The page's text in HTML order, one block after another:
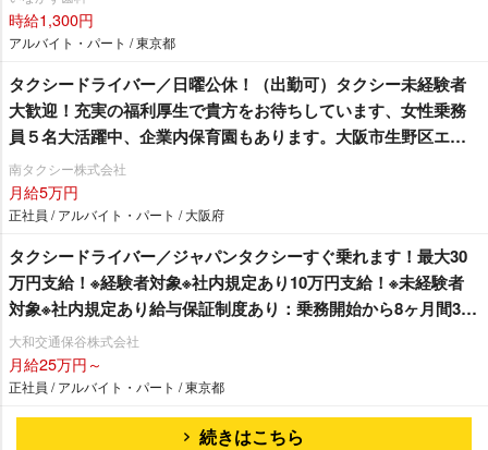
時給1,300円
アルバイト・パート / 東京都
タクシードライバー／日曜公休！（出勤可）タクシー未経験者
大歓迎！充実の福利厚生で貴方をお待ちしています、女性乗務
員５名大活躍中、企業内保育園もあります。大阪市生野区エリ
ア、出庫したらすぐにアプリ注文入ることも。しっかり稼げま
す！
南タクシー株式会社
月給5万円
正社員 / アルバイト・パート / 大阪府
タクシードライバー／ジャパンタクシーすぐ乗れます！最大30
万円支給！※経験者対象※社内規定あり10万円支給！※未経験者
対象※社内規定あり給与保証制度あり：乗務開始から8ヶ月間30
万円その後4ヶ月間25万円の1年間の給与保証を支給！※未経験者
対象単身社宅完備！家賃35,000円（入居から12ヵ月間）退職金
制度あり！女性乗務員大募集しております。女性特集記事 → 会
社の特徴をチェック
大和交通保谷株式会社
月給25万円～
正社員 / アルバイト・パート / 東京都
続きはこちら